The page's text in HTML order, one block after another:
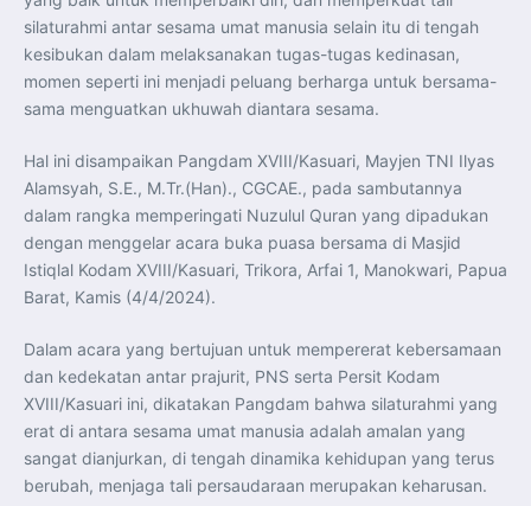
Perkuat Kerja Sama Repatriasi Artefak Budaya
Menteri PKP dan Ketua DEN Perkuat Kolaborasi
Teknologi, Data, dan Pembiayaan Demi Percepatan
Program 3 Juta Rumah
Pendaftaran MagangHub Angkatan II Batch 1 Dibuka
hingga 28 Juli 2026, Kesempatan Raih Pengalaman Kerja
dan Sertifikasi Kompetensi
Pengabdian
Menlu Sugiono Dorong Kemitraan ASEAN–Inggris yang
Lebih Erat Hadapi Tantangan Global
Indonesia Dorong ASEAN dan Uni Eropa Perkuat
Stabilitas Global melalui Kemitraan Strategis
Menlu RI Dorong Kemitraan Ekonomi ASEAN–Korea
Selatan untuk Perkuat Ketahanan Kawasan
Kemitraan ASEAN–Kanada Perkuat Ketahanan Ekonomi,
Pangan, dan Energi Kawasan
ASEAN dan India Perkuat Ketahanan Kawasan lewat
BI Pertahankan BI-Rate 5,75 Persen untuk Jaga
Stabilitas dan Dukung Pertumbuhan Ekonomi
Kepala BGN Sudaryono Tegaskan Komitmen Perkuat
Transparansi dan Akuntabilitas Program Makan Bergizi
Gratis
Presiden Prabowo Resmi Lantik Sudaryono sebagai
Kepala Badan Gizi Nasional
Presiden Prabowo Lantik Sudaryono sebagai Kepala
Badan Gizi Nasional
Presiden Prabowo Tekankan Integritas dan Loyalitas
silaturahmi antar sesama umat manusia selain itu di tengah
kesibukan dalam melaksanakan tugas-tugas kedinasan,
momen seperti ini menjadi peluang berharga untuk bersama-
sama menguatkan ukhuwah diantara sesama.
Hal ini disampaikan Pangdam XVIII/Kasuari, Mayjen TNI Ilyas
Alamsyah, S.E., M.Tr.(Han)., CGCAE., pada sambutannya
dalam rangka memperingati Nuzulul Quran yang dipadukan
dengan menggelar acara buka puasa bersama di Masjid
Istiqlal Kodam XVIII/Kasuari, Trikora, Arfai 1, Manokwari, Papua
Barat, Kamis (4/4/2024).
Dalam acara yang bertujuan untuk mempererat kebersamaan
dan kedekatan antar prajurit, PNS serta Persit Kodam
XVIII/Kasuari ini, dikatakan Pangdam bahwa silaturahmi yang
erat di antara sesama umat manusia adalah amalan yang
sangat dianjurkan, di tengah dinamika kehidupan yang terus
berubah, menjaga tali persaudaraan merupakan keharusan.